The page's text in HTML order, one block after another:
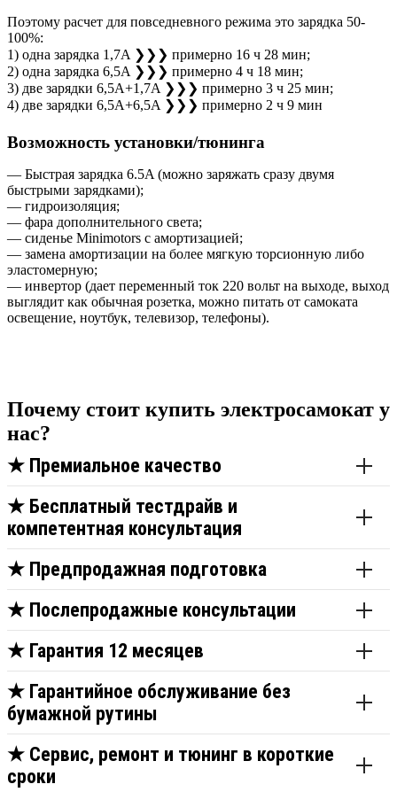
Поэтому расчет для повседневного режима это зарядка 50-
100%:
1) одна зарядка 1,7A ❯❯❯ примерно 16 ч 28 мин;
2) одна зарядка 6,5A ❯❯❯ примерно 4 ч 18 мин;
3) две зарядки 6,5A+1,7A ❯❯❯ примерно 3 ч 25 мин;
4) две зарядки 6,5A+6,5A ❯❯❯ примерно 2 ч 9 мин
Возможность установки/тюнинга
— Быстрая зарядка 6.5A (можно заряжать сразу двумя
быстрыми зарядками);
— гидроизоляция;
— фара дополнительного света;
— сиденье Minimotors с амортизацией;
— замена амортизации на более мягкую торсионную либо
эластомерную;
— инвертор (дает переменный ток 220 вольт на выходе, выход
выглядит как обычная розетка, можно питать от самоката
освещение, ноутбук, телевизор, телефоны).
Почему стоит купить электросамокат у
нас?
★ Премиальное качество
★ Бесплатный тестдрайв и
компетентная консультация
★ Предпродажная подготовка
★ Послепродажные консультации
★ Гарантия 12 месяцев
★ Гарантийное обслуживание без
бумажной рутины
★ Сервис, ремонт и тюнинг в короткие
сроки